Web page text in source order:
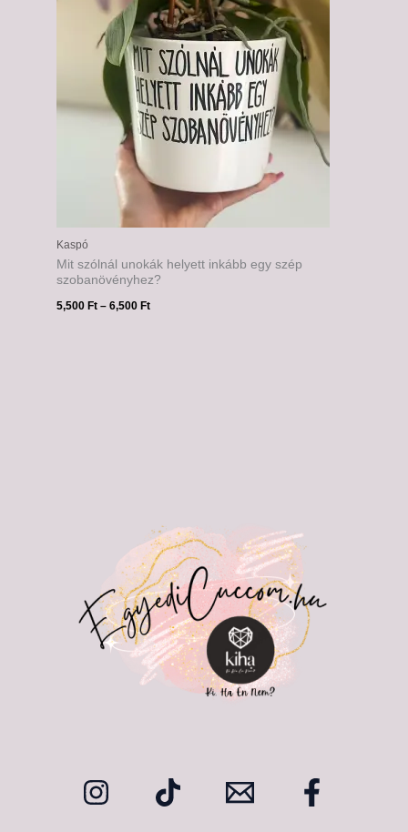
Kaspó
Mit szólnál unokák helyett inkább egy szép
szobanövényhez?
5,500Ft – 6,500Ft